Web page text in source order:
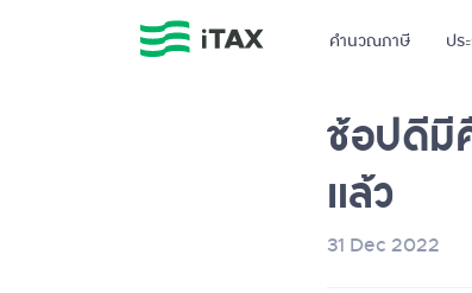
คำนวณภาษี ปร
ช้อปดีมี
แล้ว
31 Dec 2022